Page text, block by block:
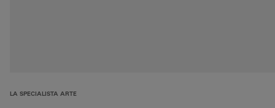
LA SPECIALISTA ARTE